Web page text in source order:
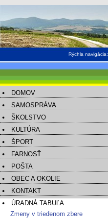
Rýchla navigácia:
DOMOV
SAMOSPRÁVA
ŠKOLSTVO
KULTÚRA
ŠPORT
FARNOSŤ
POŠTA
OBEC A OKOLIE
KONTAKT
ÚRADNÁ TABUĽA
Zmeny v triedenom zbere